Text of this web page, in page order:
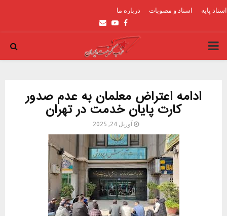
اسناد پایه اسناد و مصوبات درباره ما
Facebook
Youtube
Email
PRIMARY
ادامه اعتراض معلمان به عدم صدور
کارت پایان خدمت در تهران
آوریل 24, 2025